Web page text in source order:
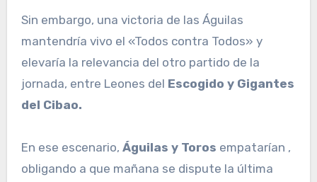
Sin embargo, una victoria de las Águilas
mantendría vivo el «Todos contra Todos» y
elevaría la relevancia del otro partido de la
jornada, entre Leones del Escogido y Gigantes
del Cibao.
En ese escenario, Águilas y Toros empatarían ,
obligando a que mañana se dispute la última